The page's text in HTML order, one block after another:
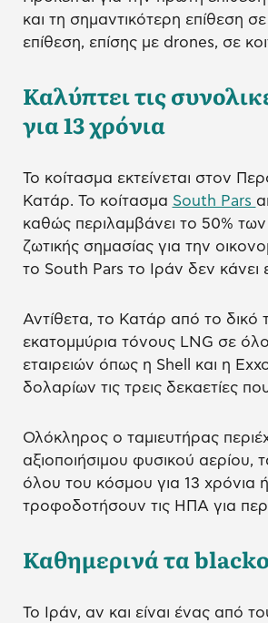
και τη σημαντικότερη επίθεση
επίθεση, επίσης με drones, σε
Καλύπτει τις
για 13 χρόνια
Το κοίτασμα εκτείνεται στον
Κατάρ. Το κοίτασμα South Pars
καθώς περιλαμβάνει το 50%
ζωτικής σημασίας για την
το South Pars το Ιράν δεν
Αντίθετα, το Κατάρ από το δικό
εκατομμύρια τόνους LNG σε
εταιρειών όπως η Shell και η
δολαρίων τις τρεις δεκαετίες
Ολόκληρος ο ταμιευτήρας
αξιοποιήσιμου φυσικού αερίου,
όλου του κόσμου για 13 χρόνια
τροφοδοτήσουν τις ΗΠΑ για
Καθημερινά τα
Το Ιράν, αν και είναι ένας από